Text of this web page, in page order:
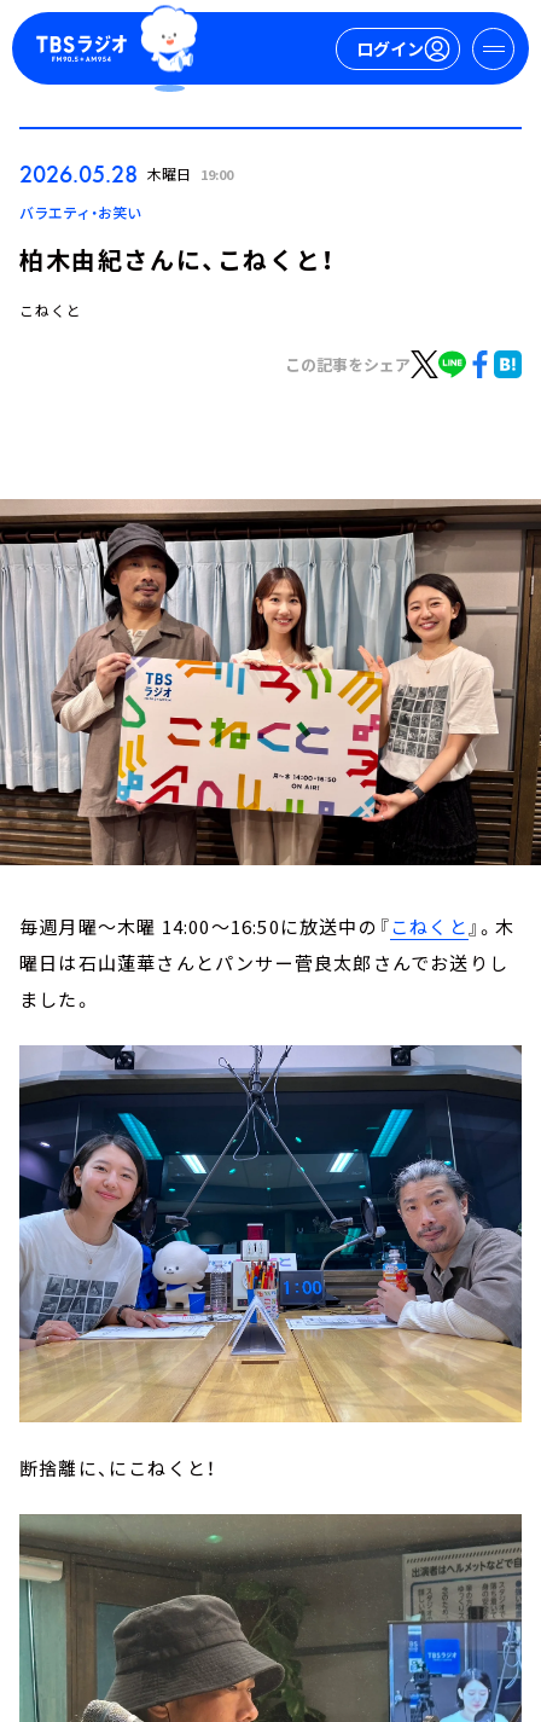
ログイン
ログイン
トピックス
TBS Podcast
お知らせ
イベント・グッズ
YouTube
会社情報
2026.05.28 木曜日 19:00
バラエティ・お笑い
柏木由紀さんに、こねくと！
こねくと
この記事をシェア
毎週月曜～木曜 14:00～16:50に放送中の『こねくと』。木
曜日は石山蓮華さんとパンサー菅良太郎さんでお送りし
ました。
断捨離に、にこねくと！